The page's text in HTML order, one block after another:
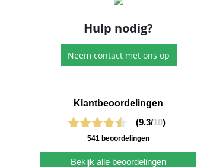
Hulp nodig?
Neem contact met ons op
Klantbeoordelingen
(9.3/10)
541 beoordelingen
Bekijk alle beoordelingen